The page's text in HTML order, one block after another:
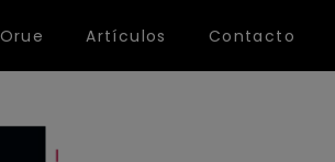
Orue Artículos Contacto